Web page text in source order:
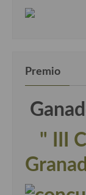
Premio
" III